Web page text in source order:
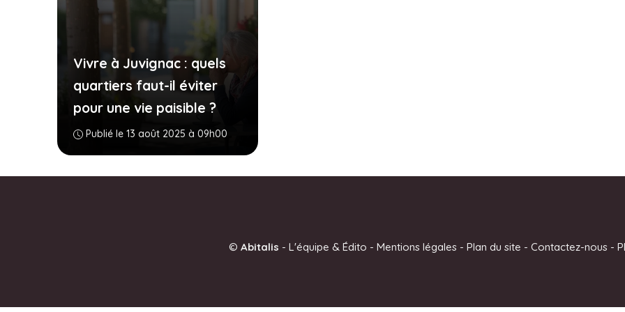
Vivre à Juvignac : quels
quartiers faut-il éviter
pour une vie paisible ?
Publié le 13 août 2025 à 09h00
© Abitalis - L'équipe & Édito - Mentions légales- Plan du site - Contactez-nous-